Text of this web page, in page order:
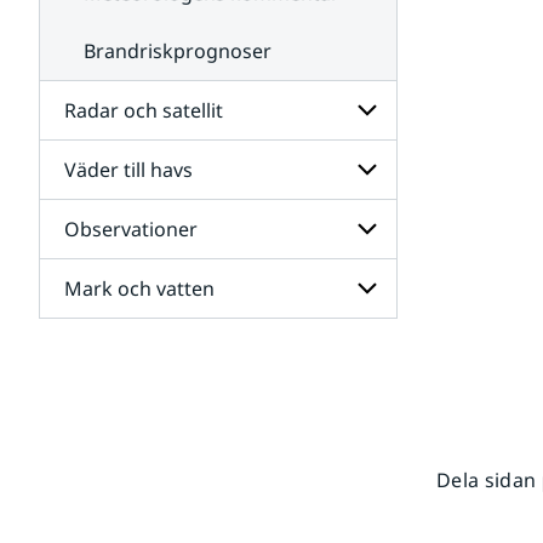
Brandriskprognoser
Radar och satellit
Undersidor
för
Radar
och
satellit
Väder till havs
Undersidor
för
Väder
till
havs
Observationer
Undersidor
för
Mark och vatten
Dela sidan